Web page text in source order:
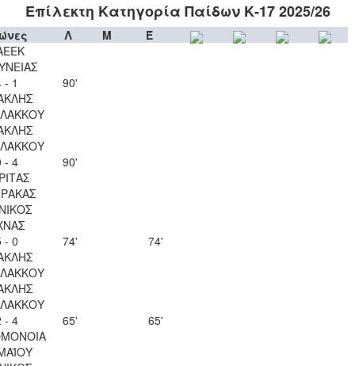
Επίλεκτη Κατηγορία Παίδων Κ-17 2025/26
Λ Μ
Έ
- 1
90'
- 4
90'
- 0
74' 74'
- 4
65' 65'